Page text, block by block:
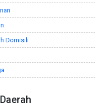
Domisili